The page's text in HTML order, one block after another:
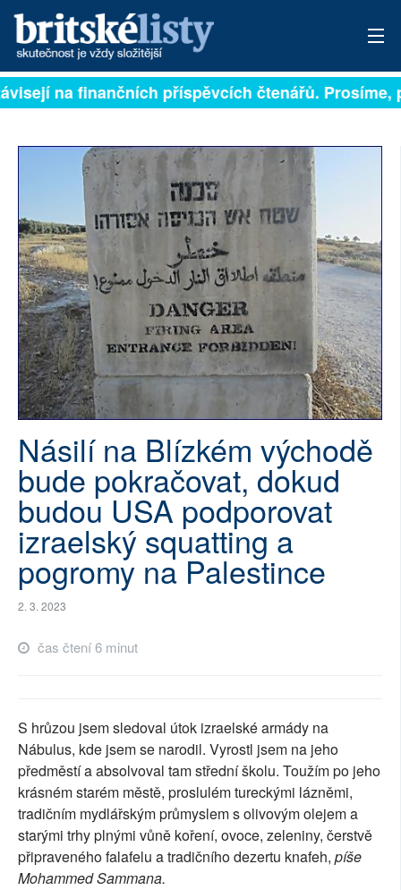
PŘIHLÁSIT
ROZHOVORY
TÉMATA
NEJČTENĚJŠÍ ZA 7 DNÍ
AUTOŘI
PŘÍSPĚVKY NA PROVOZ
SOCIÁLNÍ SÍTĚ
RUBRIKY
PLNÁ VERZE STRÁNEK
na finančních příspěvcích čtenářů. Prosíme,
Násilí na Blízkém východě
bude pokračovat, dokud
budou USA podporovat
izraelský squatting a
pogromy na Palestince
2. 3. 2023
čas čtení 6 minut
S hrůzou jsem sledoval útok izraelské armády na
Nábulus, kde jsem se narodil. Vyrostl jsem na jeho
předměstí a absolvoval tam střední školu. Toužím po jeho
krásném starém městě, proslulém tureckými lázněmi,
tradičním mydlářským průmyslem s olivovým olejem a
starými trhy plnými vůně koření, ovoce, zeleniny, čerstvě
připraveného falafelu a tradičního dezertu knafeh, píše
Mohammed Sammana.